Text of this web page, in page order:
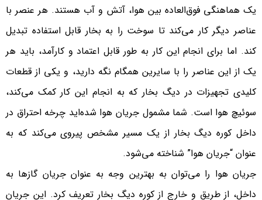
یک هماهنگی فوق‌العاده بین هوا، آتش و آب هستند. هر عنصر با
عناصر دیگر کار می‌کند تا سوخت را به بخار قابل استفاده تبدیل
کند. اما برای انجام این کار به طور قابل اعتماد و کارآمد، باید هر
یک از این عناصر را با سایرین همگام نگه دارید، و یکی از قطعات
کلیدی تجهیزات در دیگ بخار که به انجام این کار کمک می‌کند،
سوئیچ هوا است. شما مشمول جریان هوا شده‌اید چرخه احتراق در
داخل کوره دیگ بخار از یک مسیر مشخص پیروی می‌کند که به
عنوان “جریان هوا” شناخته می‌شود.
جریان هوا را می‌توان به بهترین وجه به عنوان جریان گازها به
داخل، از طریق و خارج از کوره دیگ بخار تعریف کرد. این جریان